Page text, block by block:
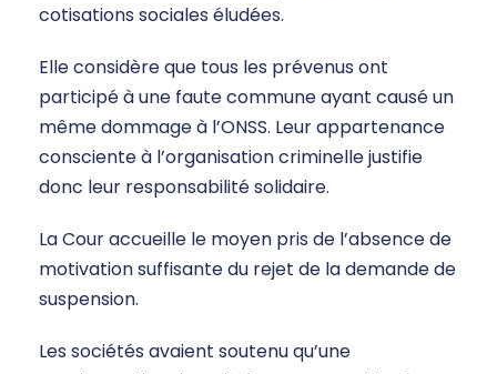
cotisations sociales éludées.
Elle considère que tous les prévenus ont
participé à une faute commune ayant causé un
même dommage à l’ONSS. Leur appartenance
consciente à l’organisation criminelle justifie
donc leur responsabilité solidaire.
La Cour accueille le moyen pris de l’absence de
motivation suffisante du rejet de la demande de
suspension.
Les sociétés avaient soutenu qu’une